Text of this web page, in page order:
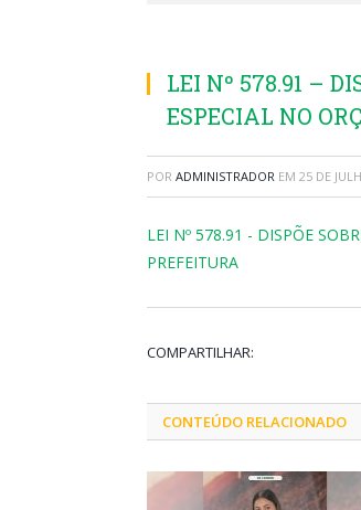
LEI Nº 578.91 –
ESPECIAL NO
POR ADMINISTRADOR EM 25 DE
LEI Nº 578.91 - DISPÕE
PREFEITURA
COMPARTILHAR:
CONTEÚDO RELACIONADO